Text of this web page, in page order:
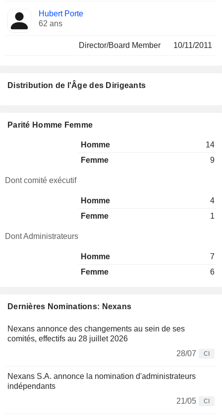
Hubert Porte
62 ans
Director/Board Member 10/11/2011
Dernières Nominations: Nexans
Nexans annonce des changements au sein de ses
comités, effectifs au 28 juillet 2026
28/07
CI
Nexans S.A. annonce la nomination d'administrateurs
indépendants
21/05
CI
Distribution de l'Âge des Dirigeants
Parité Homme Femme
Homme
14
Femme
9
Dont comité exécutif
Homme
4
Femme
1
Dont Administrateurs
Homme
7
Femme
6